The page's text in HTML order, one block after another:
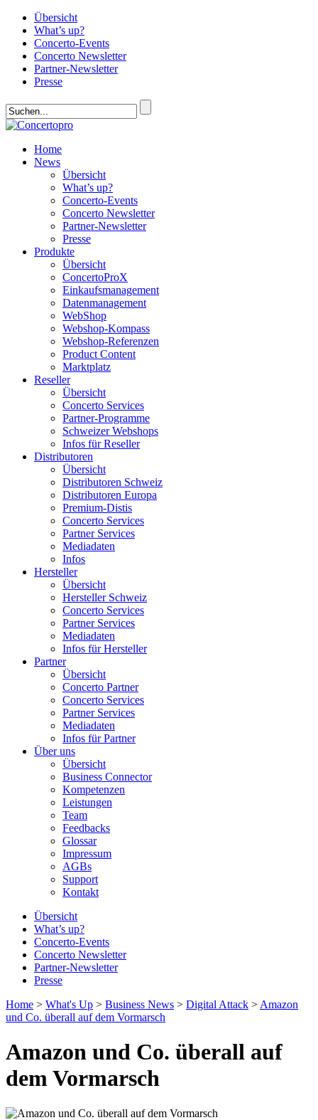
Übersicht
What’s up?
Concerto-Events
Concerto Newsletter
Partner-Newsletter
Presse
Home
News
Übersicht
What’s up?
Concerto-Events
Concerto Newsletter
Partner-Newsletter
Presse
Produkte
Übersicht
ConcertoProX
Einkaufsmanagement
Datenmanagement
WebShop
Webshop-Kompass
Webshop-Referenzen
Product Content
Marktplatz
Reseller
Übersicht
Concerto Services
Partner-Programme
Schweizer Webshops
Infos für Reseller
Distributoren
Übersicht
Distributoren Schweiz
Distributoren Europa
Premium-Distis
Concerto Services
Partner Services
Mediadaten
Infos
Hersteller
Übersicht
Hersteller Schweiz
Concerto Services
Partner Services
Mediadaten
Infos für Hersteller
Partner
Übersicht
Concerto Partner
Concerto Services
Partner Services
Mediadaten
Infos für Partner
Über uns
Übersicht
Business Connector
Kompetenzen
Leistungen
Team
Feedbacks
Glossar
Impressum
AGBs
Support
Kontakt
Übersicht
What’s up?
Concerto-Events
Concerto Newsletter
Partner-Newsletter
Presse
Home > What's Up > Business News > Digital Attack > Amazon
und Co. überall auf dem Vormarsch
Amazon und Co. überall auf
dem Vormarsch